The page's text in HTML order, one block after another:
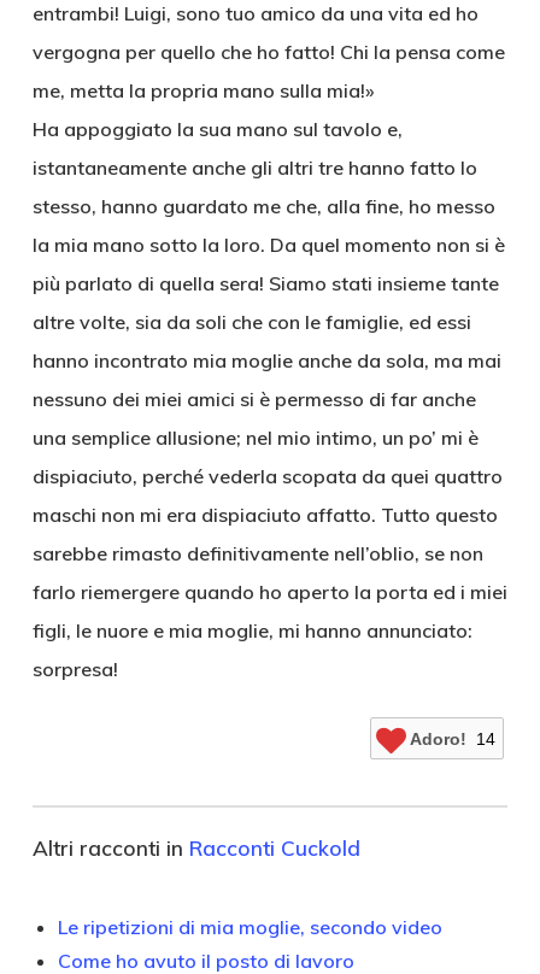
entrambi! Luigi, sono tuo amico da una vita ed ho
vergogna per quello che ho fatto! Chi la pensa come
me, metta la propria mano sulla mia!»
Ha appoggiato la sua mano sul tavolo e,
istantaneamente anche gli altri tre hanno fatto lo
stesso, hanno guardato me che, alla fine, ho messo
la mia mano sotto la loro. Da quel momento non si è
più parlato di quella sera! Siamo stati insieme tante
altre volte, sia da soli che con le famiglie, ed essi
hanno incontrato mia moglie anche da sola, ma mai
nessuno dei miei amici si è permesso di far anche
una semplice allusione; nel mio intimo, un po’ mi è
dispiaciuto, perché vederla scopata da quei quattro
maschi non mi era dispiaciuto affatto. Tutto questo
sarebbe rimasto definitivamente nell’oblio, se non
farlo riemergere quando ho aperto la porta ed i miei
figli, le nuore e mia moglie, mi hanno annunciato:
sorpresa!
Adoro! 14
Altri racconti in Racconti Cuckold
Le ripetizioni di mia moglie, secondo video
Come ho avuto il posto di lavoro